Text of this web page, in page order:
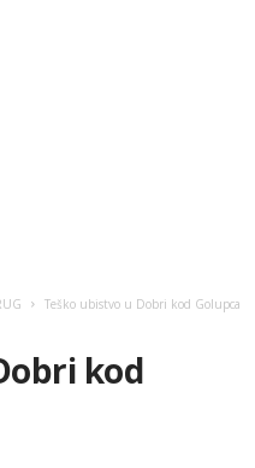
Teško ubistvo u Dobri kod Golupca
kod